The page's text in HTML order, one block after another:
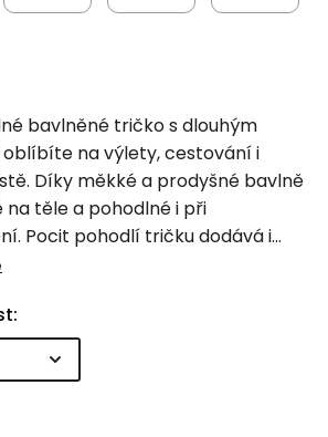
bavlněné tričko s dlouhým
na výlety, cestování i
Díky měkké a prodyšné bavlně
těle a pohodlné i při
Pocit pohodlí tričku dodává i
Šijeme ho v naší dílně na